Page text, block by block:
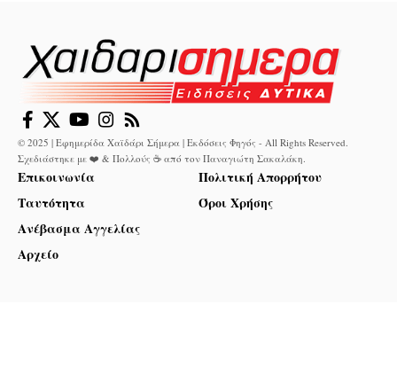
© 2025 | Εφημερίδα Χαϊδάρι Σήμερα | Εκδόσεις Φηγός - All Rights Reserved.
Σχεδιάστηκε με ❤️ & Πολλούς ☕ από τον Παναγιώτη Σακαλάκη.
Επικοινωνία
Ταυτότητα
Ανέβασμα Αγγελίας
Αρχείο
Πολιτική Απορρήτου
Όροι Χρήσης